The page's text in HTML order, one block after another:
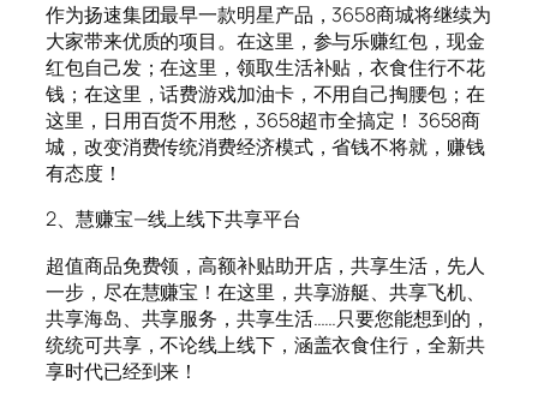
作为扬速集团最早一款明星产品，3658商城将继续为
大家带来优质的项目。在这里，参与乐赚红包，现金
红包自己发；在这里，领取生活补贴，衣食住行不花
钱；在这里，话费游戏加油卡，不用自己掏腰包；在
这里，日用百货不用愁，3658超市全搞定！ 3658商
城，改变消费传统消费经济模式，省钱不将就，赚钱
有态度！
2、慧赚宝—线上线下共享平台
超值商品免费领，高额补贴助开店，共享生活，先人
一步，尽在慧赚宝！在这里，共享游艇、共享飞机、
共享海岛、共享服务，共享生活……只要您能想到的，
统统可共享，不论线上线下，涵盖衣食住行，全新共
享时代已经到来！